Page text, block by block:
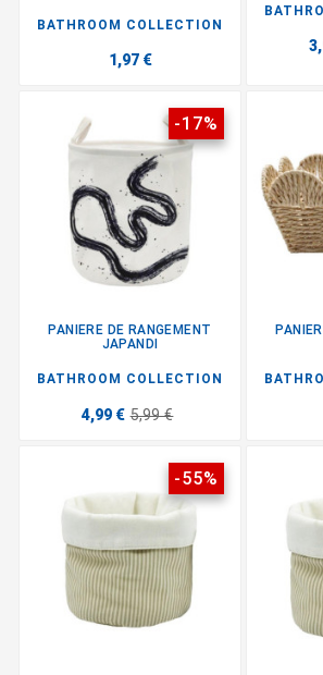
BATHROOM COLLECTION
1,97 €
-17%
PANIERE DE RANGEMENT
JAPANDI
BATHROOM COLLECTION
4,99 € 5,99 €
-55%